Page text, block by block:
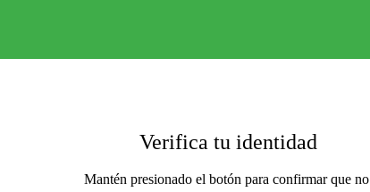
Verifica tu identidad
Mantén presionado el botón para confirmar que no